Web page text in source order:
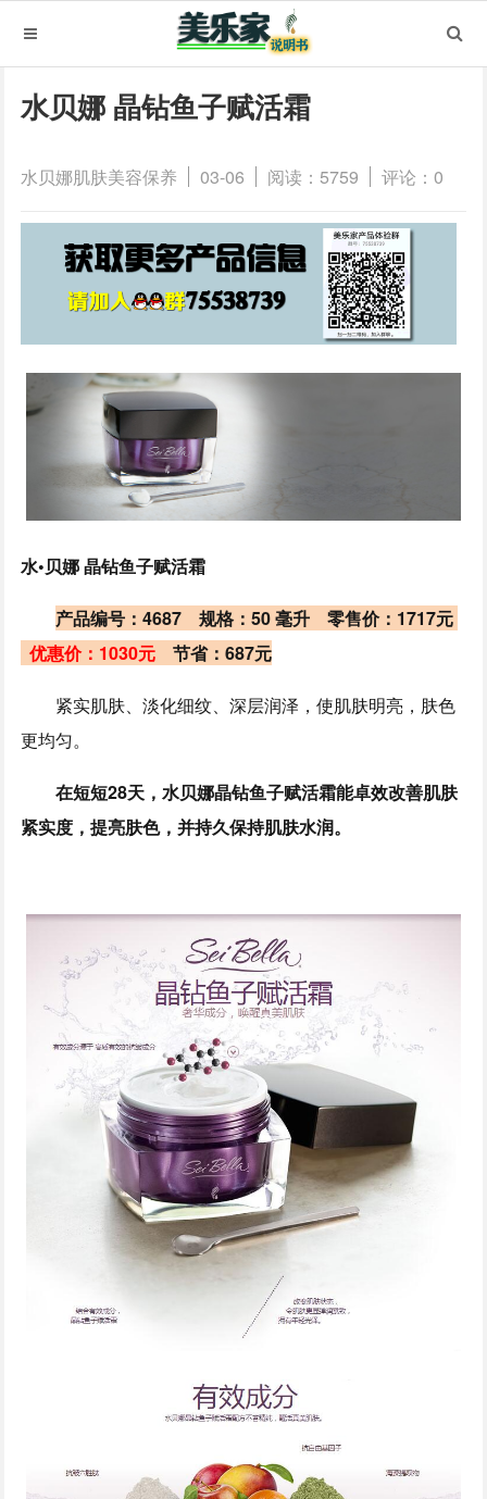
水贝娜 晶钻鱼子赋活霜
水贝娜肌肤美容保养 03-06 阅读：5759 评论：0
水•贝娜 晶钻鱼子赋活霜
产品编号：4687 规格：50 毫升 零售价：1717元
优惠价：1030元 节省：687元
紧实肌肤、淡化细纹、深层润泽，使肌肤明亮，肤色
更均匀。
在短短28天，水贝娜晶钻鱼子赋活霜能卓效改善肌肤
紧实度，提亮肤色，并持久保持肌肤水润。